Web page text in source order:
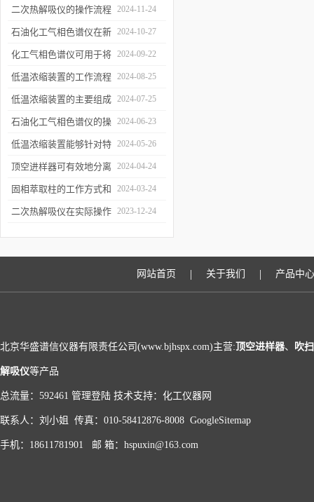
二次热解吸仪的操作流程
和使用注意事项
2024-11-24
石油化工气相色谱仪在新
材料、新产品的研发中的
应用
2024-10-27
化工气相色谱仪可用于将
样品引入色谱柱并推动分
离过程
2024-09-22
低温浓缩装置的工作流程
及使用注意事项
2024-08-25
低温浓缩装置的主要组成
部分及具体工作流程分析
2024-07-25
石油化工气相色谱仪的操
作要点详细分析
2024-06-23
低温浓缩装置能够针对特
定的目标组分进行有效浓
缩
2024-05-26
顶空进样器可有效地分离
和富集样品中的挥发性成
分
2024-04-24
固相萃取柱的工作方式和
应用场景
2024-03-24
二次热解吸仪在实际操作 2023-12-24
网站首页 | 关于我们 | 产品中心
北京华盛谱信仪器有限责任公司(www.bjhspx.com)主营:顶空进样器、 吹
解吸仪等产品
总流量：592461 管理登陆 技术支持： 化工仪器网
联系人：刘小姐 传真：010-58412876-8008 GoogleSitemap
手机：18611781901 邮 箱：hspuxin@163.com